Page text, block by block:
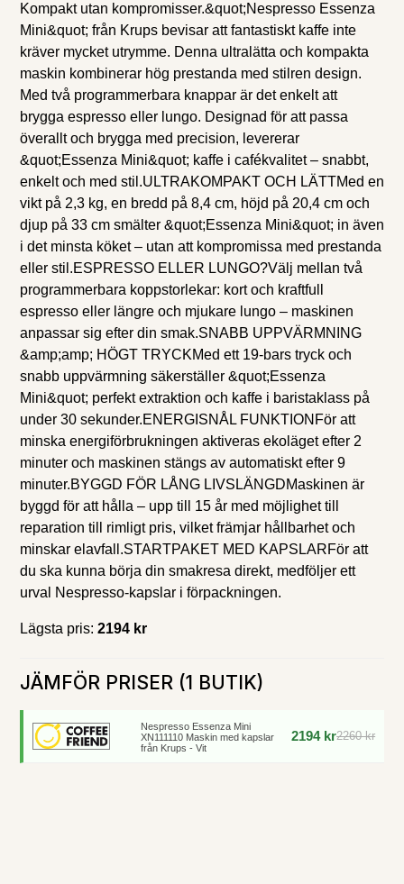
Kompakt utan kompromisser.&quot;Nespresso Essenza
Mini&quot; från Krups bevisar att fantastiskt kaffe inte
kräver mycket utrymme. Denna ultralätta och kompakta
maskin kombinerar hög prestanda med stilren design.
Med två programmerbara knappar är det enkelt att
brygga espresso eller lungo. Designad för att passa
överallt och brygga med precision, levererar
&quot;Essenza Mini&quot; kaffe i cafékvalitet – snabbt,
enkelt och med stil.ULTRAKOMPAKT OCH LÄTTMed en
vikt på 2,3 kg, en bredd på 8,4 cm, höjd på 20,4 cm och
djup på 33 cm smälter &quot;Essenza Mini&quot; in även
i det minsta köket – utan att kompromissa med prestanda
eller stil.ESPRESSO ELLER LUNGO?Välj mellan två
programmerbara koppstorlekar: kort och kraftfull
espresso eller längre och mjukare lungo – maskinen
anpassar sig efter din smak.SNABB UPPVÄRMNING
&amp;amp; HÖGT TRYCKMed ett 19-bars tryck och
snabb uppvärmning säkerställer &quot;Essenza
Mini&quot; perfekt extraktion och kaffe i baristaklass på
under 30 sekunder.ENERGISNÅL FUNKTIONFör att
minska energiförbrukningen aktiveras ekoläget efter 2
minuter och maskinen stängs av automatiskt efter 9
minuter.BYGGD FÖR LÅNG LIVSLÄNGDMaskinen är
byggd för att hålla – upp till 15 år med möjlighet till
reparation till rimligt pris, vilket främjar hållbarhet och
minskar elavfall.STARTPAKET MED KAPSLARFör att
du ska kunna börja din smakresa direkt, medföljer ett
urval Nespresso-kapslar i förpackningen.
Lägsta pris: 2194 kr
JÄMFÖR PRISER (1 BUTIK)
Nespresso Essenza Mini
XN111110 Maskin med kapslar
från Krups - Vit
2194 kr2260 kr